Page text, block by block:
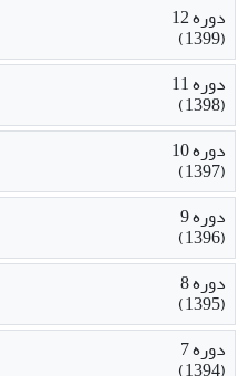
دوره 12
(1399)
دوره 11
(1398)
دوره 10
(1397)
دوره 9
(1396)
دوره 8
(1395)
دوره 7